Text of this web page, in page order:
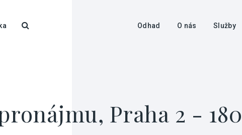
Odhad O nás Služby
Praha 2 -